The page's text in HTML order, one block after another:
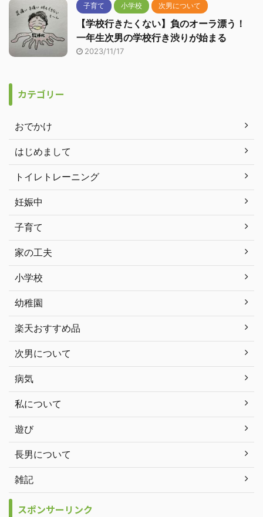
子育て 小学校 次男について
【学校行きたくない】負のオーラ漂う！
一年生次男の学校行き渋りが始まる
2023/11/17
カテゴリー
おでかけ
はじめまして
トイレトレーニング
妊娠中
子育て
家の工夫
小学校
幼稚園
楽天おすすめ品
次男について
病気
私について
遊び
長男について
雑記
スポンサーリンク